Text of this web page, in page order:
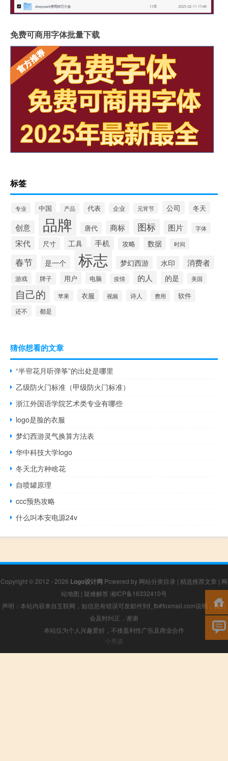
免费可商用字体批量下载
标签
专业 中国 产品 代表 企业 元宵节 公司 冬天
创意 品牌 唐代 商标 图标 图片 字体
宋代 尺寸 工具 手机 攻略 数据 时间
春节 是一个 标志 梦幻西游 水印 消费者
游戏 牌子 用户 电脑 疫情 的人 的是 美国
自己的 苹果 衣服 视频 诗人 费用 软件
还不 都是
猜你想看的文章
“半帘花月听弹筝”的出处是哪里
乙级防火门标准（甲级防火门标准）
浙江外国语学院艺术类专业有哪些
logo是脸的衣服
梦幻西游灵气换算方法表
华中科技大学logo
冬天北方种啥花
自喷罐原理
ccc预热攻略
什么叫本安电源24v
Copyright © 2012 - 2026 Logo设计网 Powered by 网站分类目录 | 精选推荐文章 | 网
站地图 | 疑难解答 湘ICP备16332410号
声明：本站内容来自互联网，如信息有错误可发邮件到f_fb#foxmail.com说明，我们
会及时纠正，谢谢
本站仅为个人兴趣爱好，不接盈利性广告及商业合作
小男孩